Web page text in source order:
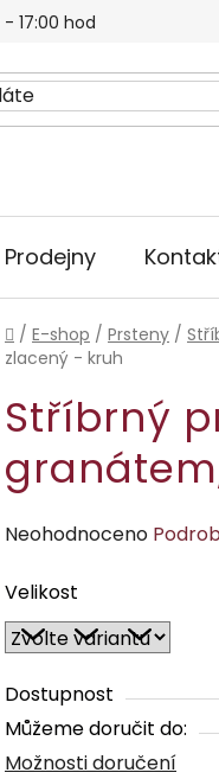
17:00 hod
Prodejny
Domů
/ E-shop / Prsteny /
zlacený - kruh
Stříbrný
Průměrné
produktu
je
0,0
z
5
hvězdiček.
Neohodnoceno
Velikost
Dostupnost
Můžeme doručit do:
Možnosti doručení